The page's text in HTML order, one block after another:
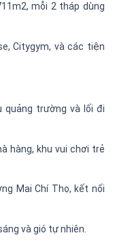
mỗi 2 tháp dùng
Citygym, và các tiện
quảng trường và lối đi
hàng, khu vui chơi trẻ
Mai Chí Thọ, kết nối
và gió tự nhiên.